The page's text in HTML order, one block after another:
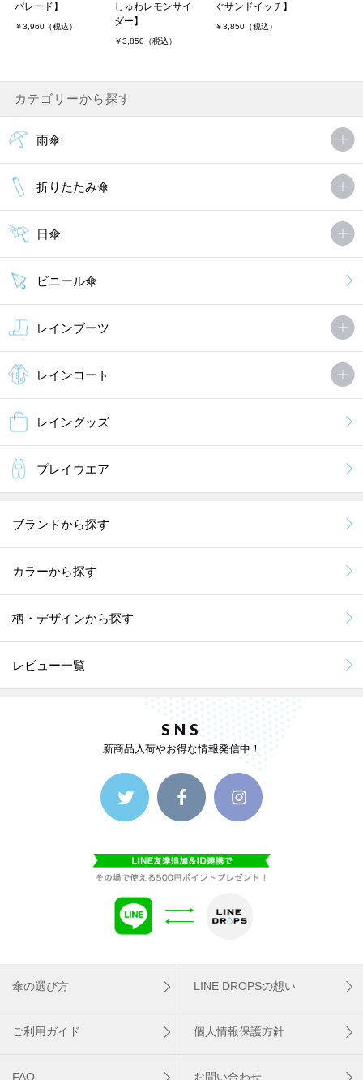
パレード】
￥3,960（税込）
しゅわレモンサイ
ダー】
￥3,850（税込）
ぐサンドイッチ】
￥3,850（税込）
カテゴリーから探す
雨傘
折りたたみ傘
日傘
ビニール傘
レインブーツ
レインコート
レイングッズ
プレイウエア
ブランドから探す
カラーから探す
柄・デザインから探す
レビュー一覧
SNS
新商品入荷やお得な情報発信中！
傘の選び方 LINE DROPSの想い
ご利用ガイド 個人情報保護方針
FAQ お問い合わせ